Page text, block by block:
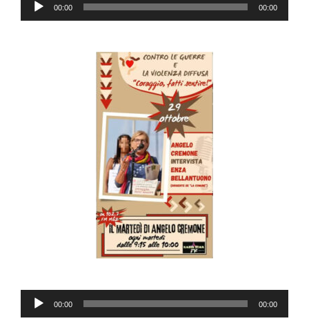
Player
00:00 00:00
Audio
Player
00:00 00:00